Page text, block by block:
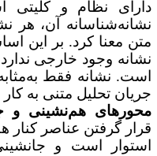
نظام و کلیتی
آن، هر
معنا کرد. بر این
وجود خارجی
نشانه فقط به‌مثابه
تحلیل متنی به کار
هم‌نشینی و
گرفتن عناصر کنار
است و